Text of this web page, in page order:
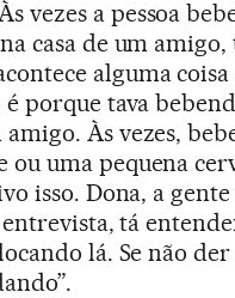
vezes a pessoa
casa de um amigo,
alguma
porque tava
amigo. Às vezes,
ou uma pequena
isso. Dona, a
entrevista, tá
lá. Se não